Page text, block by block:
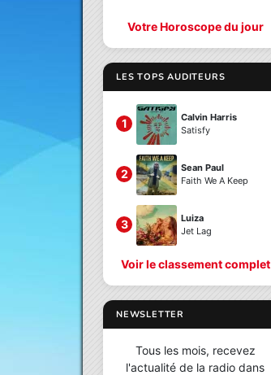
Votre Horoscope du jour
LES TOPS AUDITEURS
1
Calvin Harris
Satisfy
2
Sean Paul
Faith We A Keep
3
Luiza
Jet Lag
Voir le classement complet
NEWSLETTER
Tous les mois, recevez
l'actualité de la radio dans